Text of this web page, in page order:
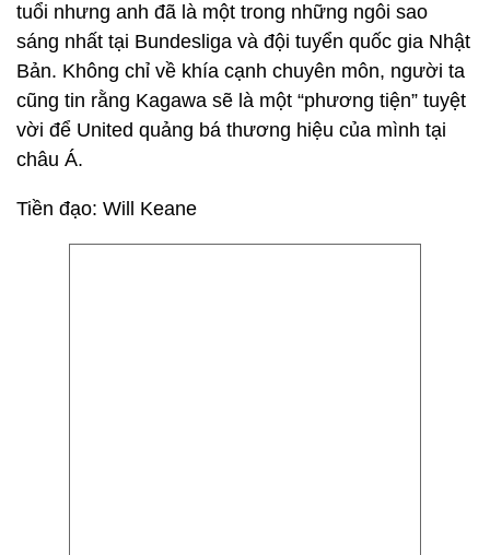
tuổi nhưng anh đã là một trong những ngôi sao
sáng nhất tại Bundesliga và đội tuyển quốc gia Nhật
Bản. Không chỉ về khía cạnh chuyên môn, người ta
cũng tin rằng Kagawa sẽ là một “phương tiện” tuyệt
vời để United quảng bá thương hiệu của mình tại
châu Á.
Tiền đạo: Will Keane